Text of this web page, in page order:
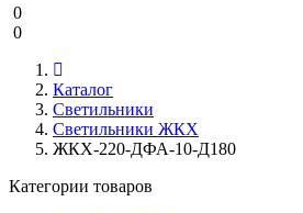
0
0
Каталог
Светильники
Светильники ЖКХ
ЖКХ-220-ДФА-10-Д180
Категории товаров